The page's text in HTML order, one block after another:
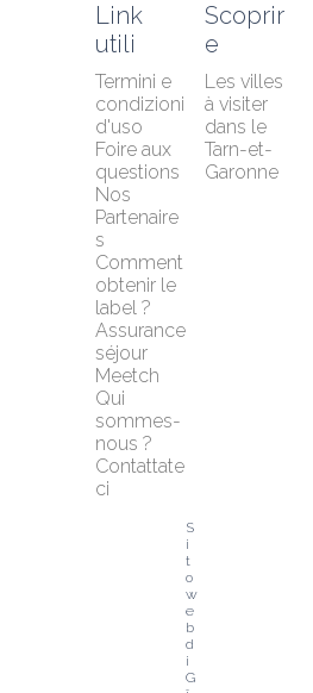
Link
utili
Termini e
condizioni
d'uso
Foire aux
questions
Nos
Partenaire
s
Comment
obtenir le
label ?
Assurance
séjour
Meetch
Qui
sommes-
nous ?
Contattate
ci
Scoprir
e
Les villes
à visiter
dans le
Tarn-et-
Garonne
S
i
t
o
w
e
b
d
i
G